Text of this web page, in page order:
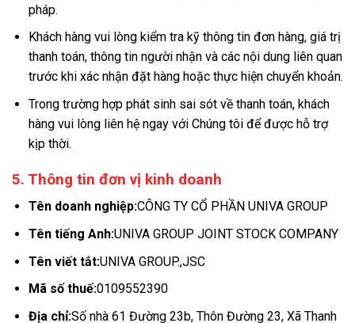
pháp.
Khách hàng vui lòng kiểm tra kỹ thông tin đơn hàng, giá trị
thanh toán, thông tin người nhận và các nội dung liên quan
trước khi xác nhận đặt hàng hoặc thực hiện chuyển khoản.
Trong trường hợp phát sinh sai sót về thanh toán, khách
hàng vui lòng liên hệ ngay với Chúng tôi để được hỗ trợ
kịp thời.
5. Thông tin đơn vị kinh doanh
Tên doanh nghiệp:CÔNG TY CỔ PHẦN UNIVA GROUP
Tên tiếng Anh:UNIVA GROUP JOINT STOCK COMPANY
Tên viết tắt:UNIVA GROUP.,JSC
Mã số thuế:0109552390
Địa chỉ:Số nhà 61 Đường 23b, Thôn Đường 23, Xã Thanh